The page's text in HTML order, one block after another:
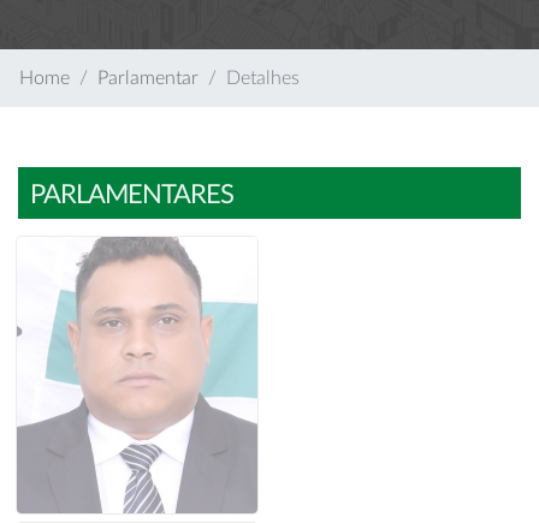
Home Parlamentar Detalhes
PARLAMENTARES